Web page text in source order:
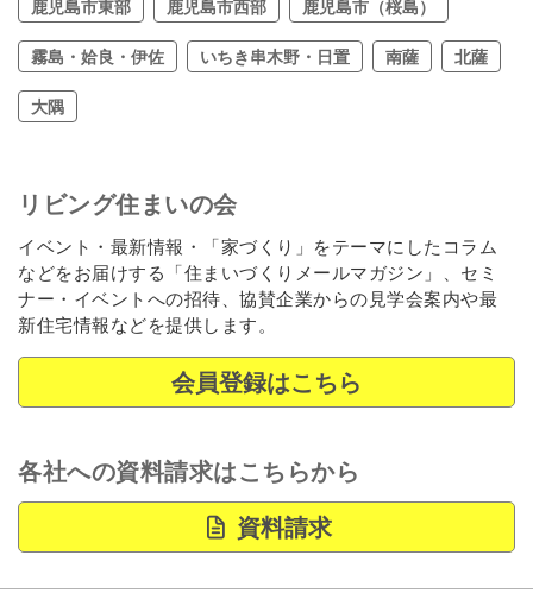
鹿児島市東部 鹿児島市西部 鹿児島市（桜島）
霧島・姶良・伊佐 いちき串木野・日置 南薩 北薩
大隅
リビング住まいの会
イベント・最新情報・「家づくり」をテーマにしたコラム
などをお届けする「住まいづくりメールマガジン」、セミ
ナー・イベントへの招待、協賛企業からの見学会案内や最
新住宅情報などを提供します。
会員登録はこちら
各社への資料請求はこちらから
資料請求